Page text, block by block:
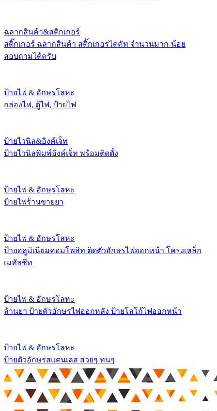
ฉลากสินค้า&สติกเกอร์
สติ๊กเกอร์ ฉลากสินค้า สติ๊กเกอรไดคัท จำนวนมาก-น้อย
สอบถามได้ครับ
ป้ายไฟ & อักษรโลหะ
กล่องไฟ, ตู้ไฟ, ป้ายไฟ
ป้ายไวนิล&อิงค์เจ็ท
ป้ายไวนิลพิมพ์อิงค์เจ็ท พร้อมติดตั้ง
ป้ายไฟ & อักษรโลหะ
ป้ายไฟร้านขายยา
ป้ายไฟ & อักษรโลหะ
ป้ายอลูมิเนียมคอมโพสิท ติดตัวอักษรไฟออกหน้า โครงเหล็ก
เมทัลชีท
ป้ายไฟ & อักษรโลหะ
ล้านยา ป้ายตัวอักษรไฟออกหลัง ป้ายโลโก้ไฟออกหน้า
ป้ายไฟ & อักษรโลหะ
ป้ายตัวอักษรสแตนเลส สวยๆ ทนๆ